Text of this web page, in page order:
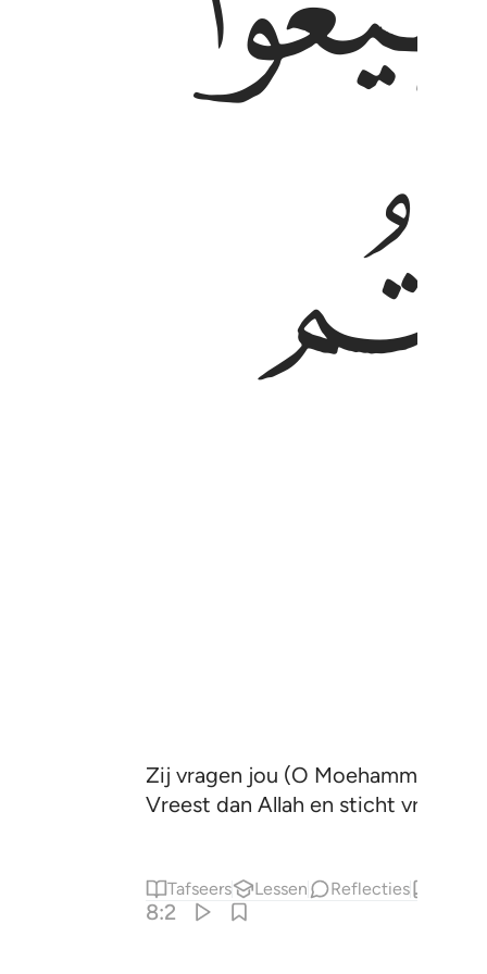
ﱔ
Zij vragen jou (O Moehammad)
Vreest dan Allah en sticht vrede
Tafseers Lessen Reflecties
8:2